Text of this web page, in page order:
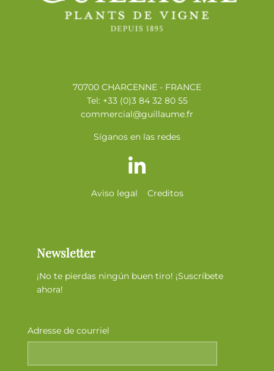
70700 CHARCENNE - FRANCE
Tel: +33 (0)3 84 32 80 55
commercial@guillaume.fr
Síganos en las redes
Aviso legal Creditos
Newsletter
¡No te pierdas ningún buen tiro! ¡Suscríbete
ahora!
Adresse de courriel